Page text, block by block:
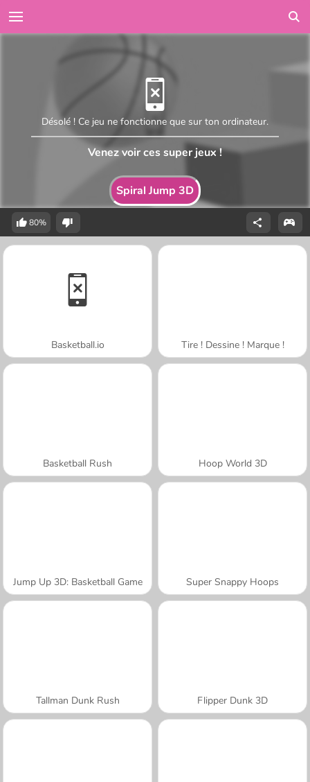
Spiral Jump 3D
Désolé ! Ce jeu ne fonctionne que sur ton ordinateur.
Venez voir ces super jeux !
80%
Basketball.io Tire ! Dessine ! Marque !
Basketball Rush Hoop World 3D
Jump Up 3D: Basketball Game Super Snappy Hoops
Tallman Dunk Rush Flipper Dunk 3D